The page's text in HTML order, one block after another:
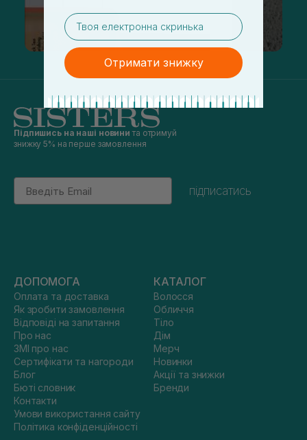
Підпишись на наші новини та отримуй
знижку 5% на перше замовлення
Email
підписатись
ДОПОМОГА
Оплата та доставка
Як зробити замовлення
Відповіді на запитання
Про нас
ЗМІ про нас
Сертифікати та нагороди
Блог
Бюті словник
Контакти
Умови використання сайту
Політика конфіденційності
КАТАЛОГ
Волосся
Обличчя
Тіло
Дім
Мерч
Новинки
Акції та знижки
Бренди
email
Отримати знижку